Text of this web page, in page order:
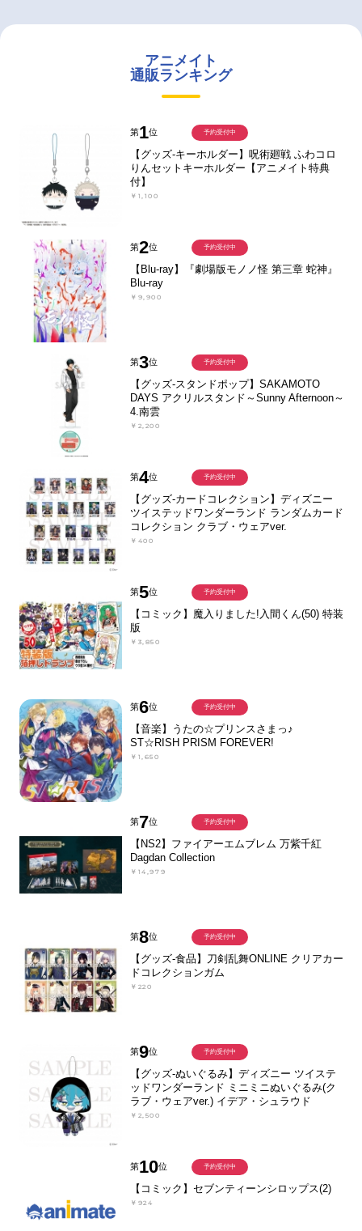
アニメイト
通販ランキング
第1位
【グッズ-キーホルダー】呪術廻戦 ふわコロ
りんセットキーホルダー【アニメイト特典
付】
￥1,100
予約受付中
第2位
【Blu-ray】『劇場版モノノ怪 第三章 蛇神』
Blu-ray
￥9,900
予約受付中
第3位
【グッズ-スタンドポップ】SAKAMOTO
DAYS アクリルスタンド～Sunny Afternoon～
4.南雲
￥2,200
予約受付中
第4位
【グッズ-カードコレクション】ディズニー
ツイステッドワンダーランド ランダムカード
コレクション クラブ・ウェアver.
￥400
予約受付中
第5位
【コミック】魔入りました!入間くん(50) 特装
版
￥3,850
予約受付中
第6位
【音楽】うたの☆プリンスさまっ♪
ST☆RISH PRISM FOREVER!
￥1,650
予約受付中
第7位
【NS2】ファイアーエムブレム 万紫千紅
Dagdan Collection
￥14,979
予約受付中
第8位
【グッズ-食品】刀剣乱舞ONLINE クリアカー
ドコレクションガム
￥220
予約受付中
第9位
【グッズ-ぬいぐるみ】ディズニー ツイステ
ッドワンダーランド ミニミニぬいぐるみ(ク
ラブ・ウェアver.) イデア・シュラウド
￥2,500
予約受付中
第10位
【コミック】セブンティーンシロップス(2)
￥924
予約受付中